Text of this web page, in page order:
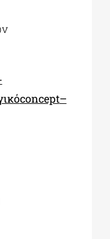
concept–